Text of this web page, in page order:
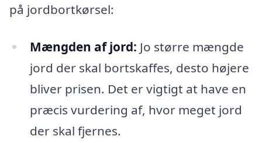
på jordbortkørsel:
Mængden af jord: Jo større mængde
jord der skal bortskaffes, desto højere
bliver prisen. Det er vigtigt at have en
præcis vurdering af, hvor meget jord
der skal fjernes.